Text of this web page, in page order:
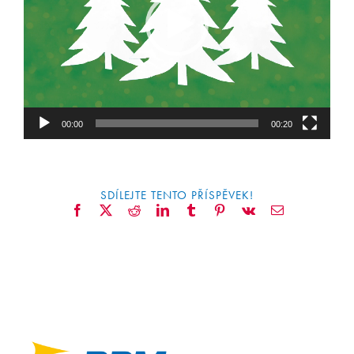
CONTACT
00:00 00:20
SDÍLEJTE TENTO PŘÍSPĚVEK!
Facebook
X RedditLinkedIn TumblrPinterestVk Email